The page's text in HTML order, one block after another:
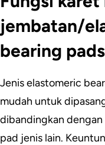
jembatan/
bearing pads
Jenis elastomeric
mudah untuk
dibandingkan
pad jenis lain.